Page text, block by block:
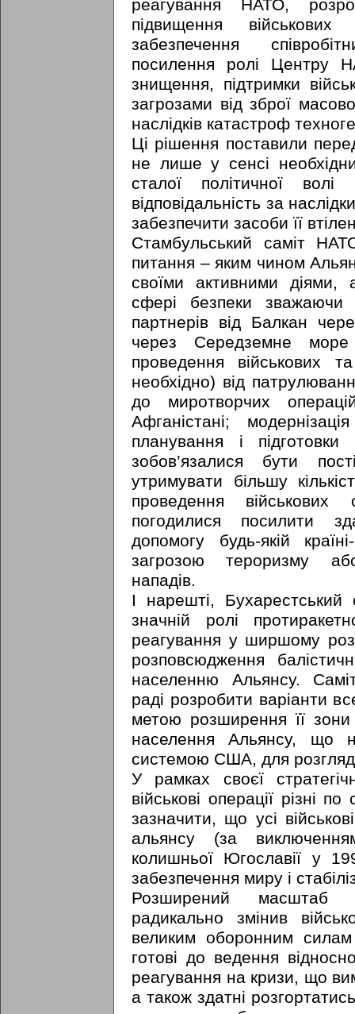
реагування НАТО,
підвищення військових
забезпечення
посилення ролі Центру
знищення, підтримки
загрозами від зброї
наслідків катастроф
Ці рішення поставили
не лише у сенсі
сталої політичної
відповідальність за
забезпечити засоби її
Стамбульський саміт
питання – яким чином
своїми активними
сфері безпеки зважаючи
партнерів від Балкан
через Середземне море
проведення військових
необхідно) від
до миротворчих
Афганістані;
планування і
зобов’язалися бути
утримувати більшу
проведення
погодилися посилити
допомогу будь-якій
загрозою тероризму
нападів.
І нарешті,
значній ролі
реагування у ширшому
розповсюдження
населенню Альянсу.
раді розробити варіанти
метою розширення її
населення Альянсу, що
системою США, для
У рамках своєї
військові операції різні
зазначити, що усі
альянсу (за
колишньої Югославії у
забезпечення миру і
Розширений масштаб
радикально змінив
великим оборонним
готові до ведення
реагування на кризи, що
а також здатні